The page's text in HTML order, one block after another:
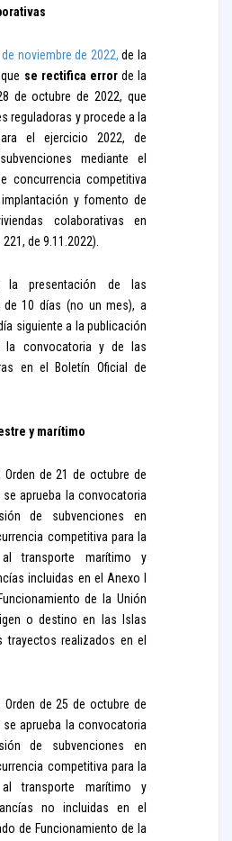
noviembre de 2022,de la
se rectifica errorde la
de octubre de 2022, que
reguladoras y procede a la
el ejercicio 2022, de
mediante el
concurrencia competitiva
y fomento de
colaborativas en
de 9.11.2022).
la presentación de las
de 10 días (no un mes), a
siguiente a la publicación
la convocatoria y de las
en el Boletín Oficial de
y marítimo
Orden de 21 de octubre de
aprueba la convocatoria
de subvenciones en
competitiva para la
al transporte marítimo y
incluidas en el Anexo I
de la Unión
o destino en las Islas
trayectos realizados en el
Orden de 25 de octubre de
aprueba la convocatoria
de subvenciones en
competitiva para la
al transporte marítimo y
no incluidas en el
de Funcionamiento de la